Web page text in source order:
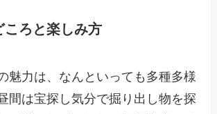
ころと楽しみ方
魅力は、なんといっても多種多様
間は宝探し気分で掘り出し物を探